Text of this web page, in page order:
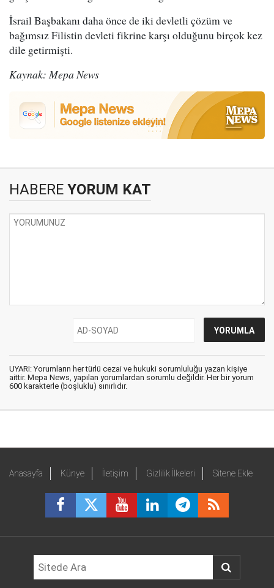
İsrail Başbakanı daha önce de iki devletli çözüm ve
bağımsız Filistin devleti fikrine karşı olduğunu birçok kez
dile getirmişti.
Kaynak: Mepa News
HABERE YORUM KAT
UYARI: Yorumların her türlü cezai ve hukuki sorumluluğu yazan kişiye
aittir. Mepa News, yapılan yorumlardan sorumlu değildir. Her bir yorum
600 karakterle (boşluklu) sınırlıdır.
Anasayfa Künye İletişim Gizlilik İlkeleri Sitene Ekle